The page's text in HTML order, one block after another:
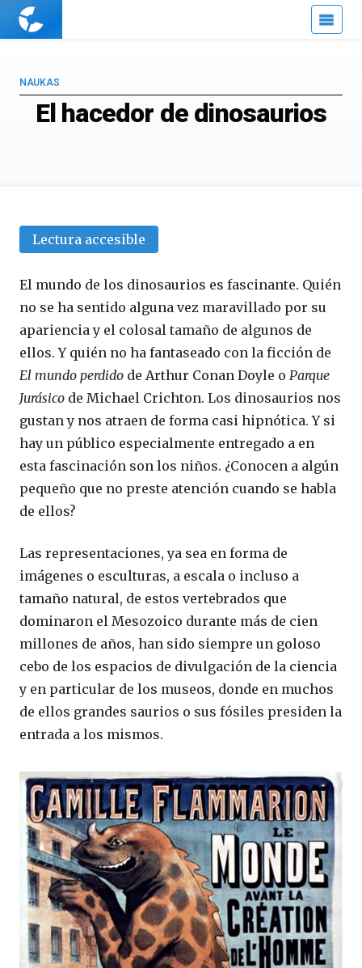
Cuaderno
El hacedor de dinosaurios
NAUKAS
Lectura accesible
El mundo de los dinosaurios es fascinante. Quién
no se ha sentido alguna vez maravillado por su
apariencia y el colosal tamaño de algunos de
ellos. Y quién no ha fantaseado con la ficción de
El mundo perdido de Arthur Conan Doyle o Parque
Jurásico de Michael Crichton. Los dinosaurios nos
gustan y nos atraen de forma casi hipnótica. Y si
hay un público especialmente entregado a en
esta fascinación son los niños. ¿Conocen a algún
pequeño que no preste atención cuando se habla
de ellos?
Las representaciones, ya sea en forma de
imágenes o esculturas, a escala o incluso a
tamaño natural, de estos vertebrados que
dominaron el Mesozoico durante más de cien
millones de años, han sido siempre un goloso
cebo de los espacios de divulgación de la ciencia
y en particular de los museos, donde en muchos
de ellos grandes saurios o sus fósiles presiden la
entrada a los mismos.